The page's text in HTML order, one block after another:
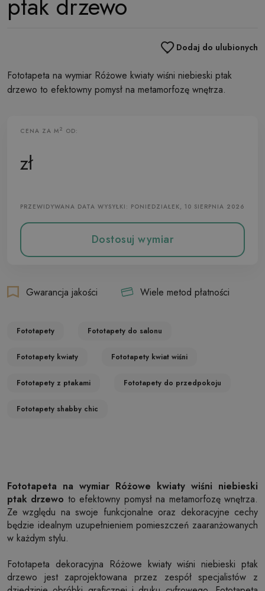
Dodaj do ulubionych
Fototapeta na wymiar Różowe kwiaty wiśni niebieski ptak
drzewo to efektowny pomysł na metamorfozę wnętrza.
CENA ZA M2 OD:
zł
PRZEWIDYWANA DATA WYSYŁKI: PONIEDZIAŁEK, 10 SIERPNIA 2026
Dostosuj wymiar
Gwarancja jakości Wiele metod płatności
Fototapety Fototapety do salonu
Fototapety kwiaty Fototapety kwiat wiśni
Fototapety z ptakami Fototapety do przedpokoju
Fototapety shabby chic
Fototapeta na wymiar Różowe kwiaty wiśni niebieski
ptak drzewo to efektowny pomysł na metamorfozę wnętrza.
Ze względu na swoje funkcjonalne oraz dekoracyjne cechy
będzie idealnym uzupełnieniem pomieszczeń zaaranżowanych
w każdym stylu.
Fototapeta dekoracyjna Różowe kwiaty wiśni niebieski ptak
drzewo jest zaprojektowana przez zespół specjalistów z